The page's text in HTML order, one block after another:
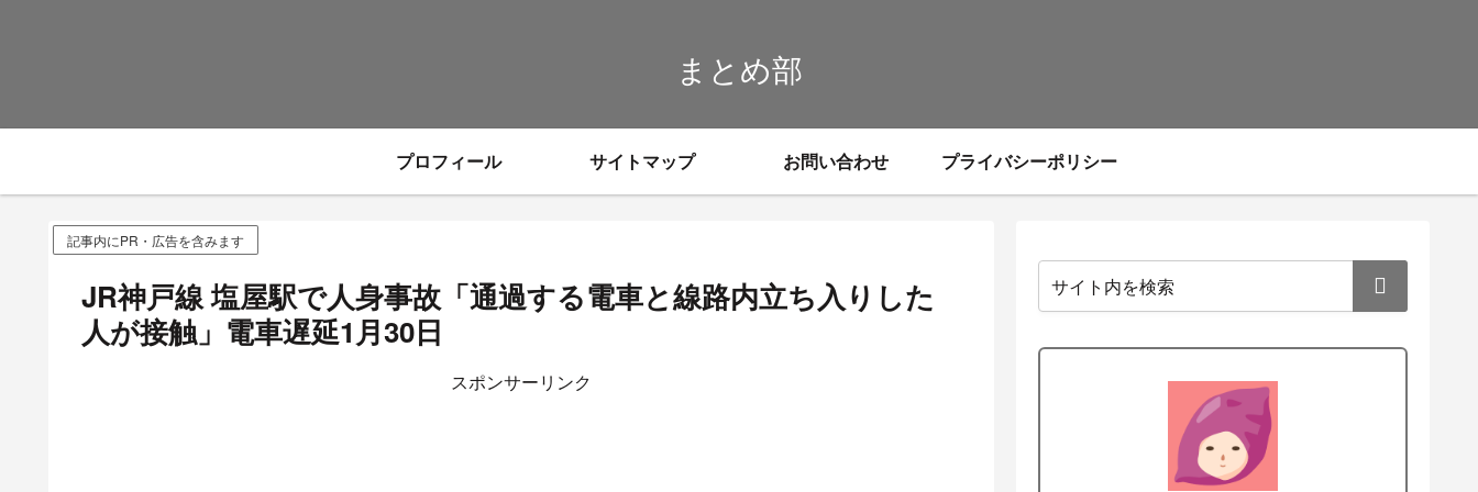
まとめ部
プロフィール サイトマップ お問い合わせ プライバシーポリシー
記事内にPR・広告を含みます
JR神戸線 塩屋駅で人身事故「通過する電車と線路内立ち入りした
人が接触」電車遅延1月30日
スポンサーリンク